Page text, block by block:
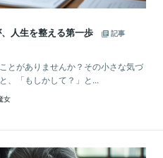
人生を整える第一歩
記事
とがありませんか？その小さな気づ
、「もしかして？」と...
女